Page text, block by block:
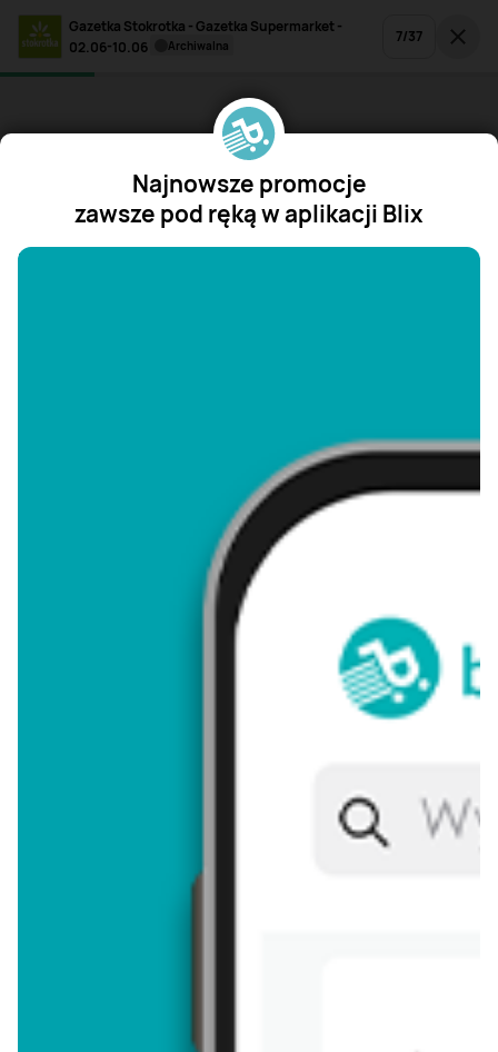
Gazetka Stokrotka - Gazetka Supermarket -
02.06-10.06
archiwalna 7/37
Najnowsze promocje
zawsze pod ręką w aplikacji Blix
"/>